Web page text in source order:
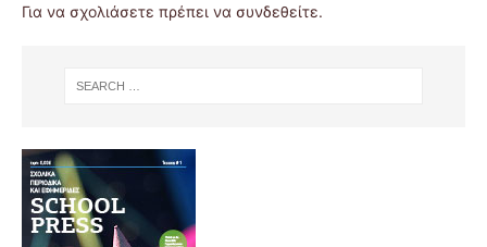
Για να σχολιάσετε πρέπει να συνδεθείτε.